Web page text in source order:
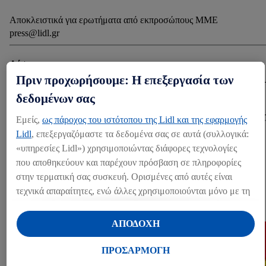
Αποκλειστικά για ερωτήματα από εκπροσώπους ΜΜΕ
press@lidl.gr
Λήψη
Share
ΆΛΛΑ MEDIA
Πριν προχωρήσουμε: Η επεξεργασία των
δεδομένων σας
Εμείς, ως πάροχος του ιστότοπου της Lidl και της εφαρμογής
Lidl, επεξεργαζόμαστε τα δεδομένα σας σε αυτά (συλλογικά:
«υπηρεσίες Lidl») χρησιμοποιώντας διάφορες τεχνολογίες
που αποθηκεύουν και παρέχουν πρόσβαση σε πληροφορίες
στην τερματική σας συσκευή. Ορισμένες από αυτές είναι
τεχνικά απαραίτητες, ενώ άλλες χρησιμοποιούνται μόνο με τη
δημιουργία στατιστικών στοιχείων ή για εξατομικευμένη
διαφήμιση εντός και εκτός των υπηρεσιών Lidl. Εάν
συμμετέχετε στο πρόγραμμα Lidl Plus, δεδομένα που
ΠΡΟΣΑΡΜΟΓΗ
ΑΠΟΔΟΧΗ